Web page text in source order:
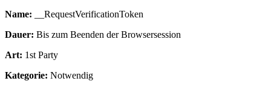
Name: __RequestVerificationToken
Dauer: Bis zum Beenden der Browsersession
Art: 1st Party
Kategorie: Notwendig